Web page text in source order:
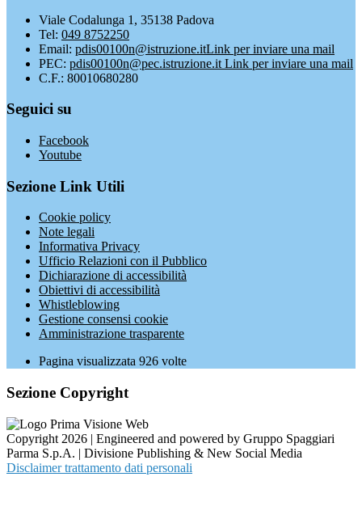
Viale Codalunga 1, 35138 Padova
Tel: 049 8752250
Email: pdis00100n@istruzione.itLink per inviare una mail
PEC: pdis00100n@pec.istruzione.it Link per inviare una mail
C.F.: 80010680280
Seguici su
Facebook
Youtube
Sezione Link Utili
Cookie policy
Note legali
Informativa Privacy
Ufficio Relazioni con il Pubblico
Dichiarazione di accessibilità
Obiettivi di accessibilità
Whistleblowing
Gestione consensi cookie
Amministrazione trasparente
Pagina visualizzata 926 volte
Sezione Copyright
Copyright 2026 | Engineered and powered by Gruppo Spaggiari
Parma S.p.A. | Divisione Publishing & New Social Media
Disclaimer trattamento dati personali